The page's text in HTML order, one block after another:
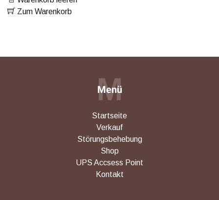
Zum Warenkorb
Menü
M
Startseite
Verkauf
Störungsbehebung
Shop
UPS Accsess Point
Kontakt